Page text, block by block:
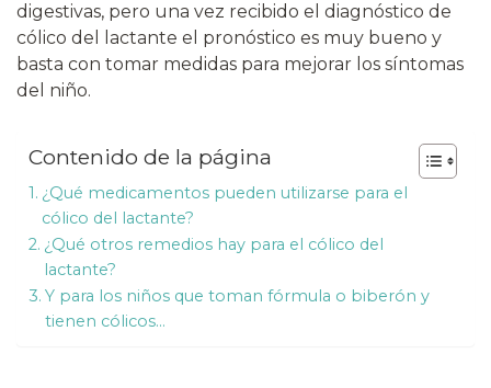
digestivas, pero una vez recibido el diagnóstico de
cólico del lactante el pronóstico es muy bueno y
basta con tomar medidas para mejorar los síntomas
del niño.
Contenido de la página
¿Qué medicamentos pueden utilizarse para el
cólico del lactante?
¿Qué otros remedios hay para el cólico del
lactante?
Y para los niños que toman fórmula o biberón y
tienen cólicos…